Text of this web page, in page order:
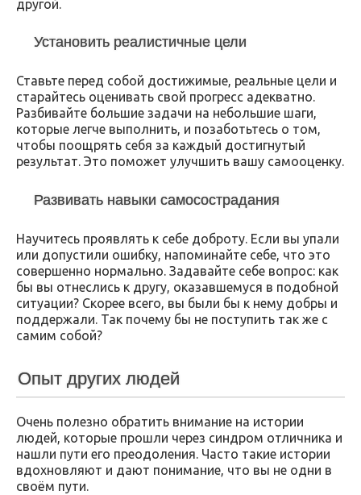
другой.
Установить реалистичные цели
Ставьте перед собой достижимые, реальные цели и
старайтесь оценивать свой прогресс адекватно.
Разбивайте большие задачи на небольшие шаги,
которые легче выполнить, и позаботьтесь о том,
чтобы поощрять себя за каждый достигнутый
результат. Это поможет улучшить вашу самооценку.
Развивать навыки самосострадания
Научитесь проявлять к себе доброту. Если вы упали
или допустили ошибку, напоминайте себе, что это
совершенно нормально. Задавайте себе вопрос: как
бы вы отнеслись к другу, оказавшемуся в подобной
ситуации? Скорее всего, вы были бы к нему добры и
поддержали. Так почему бы не поступить так же с
самим собой?
Опыт других людей
Очень полезно обратить внимание на истории
людей, которые прошли через синдром отличника и
нашли пути его преодоления. Часто такие истории
вдохновляют и дают понимание, что вы не одни в
своём пути.